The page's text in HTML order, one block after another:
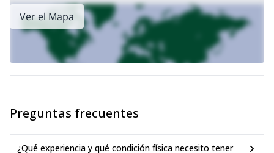
Ver el Mapa
Preguntas frecuentes
¿Qué experiencia y qué condición física necesito tener